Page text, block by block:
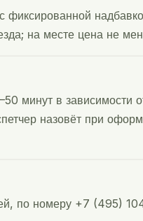
на месте цена не
минут в зависимости
назовёт при
по номеру +7 (495)